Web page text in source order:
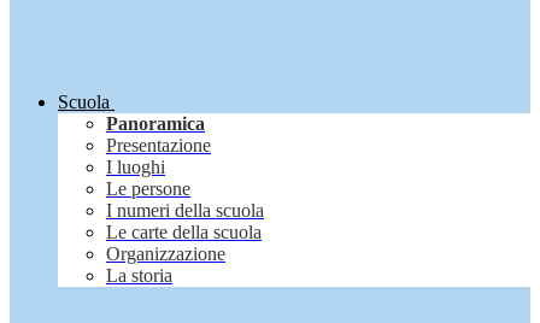
Scuola
Panoramica
Presentazione
I luoghi
Le persone
I numeri della scuola
Le carte della scuola
Organizzazione
La storia